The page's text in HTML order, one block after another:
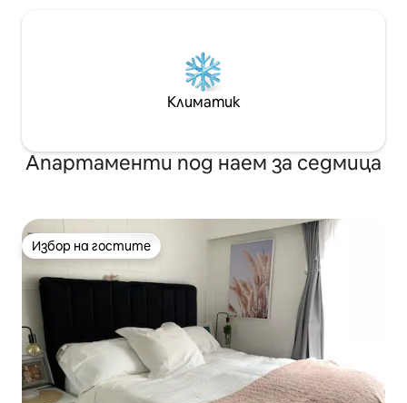
Климатик
Апартаменти под наем за седмица
Избор на гостите
Избор на гостите